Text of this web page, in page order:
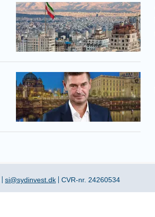
si@sydinvest.dk CVR-nr. 24260534